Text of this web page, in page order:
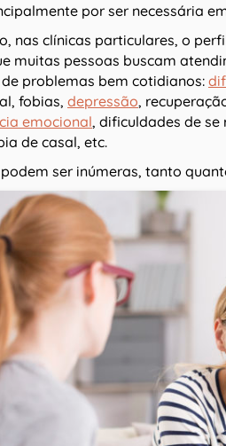
por ser necessária
nas clínicas particulares, o
muitas pessoas buscam
problemas bem cotidianos:
fobias, depressão,
emocional, dificuldades de se
de casal, etc.
ser inúmeras, tanto